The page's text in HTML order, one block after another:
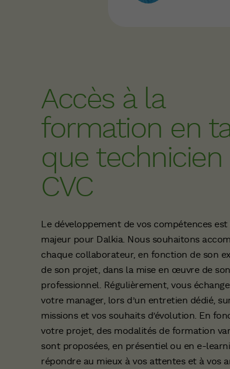
Accès à la
formation en
que technicien
CVC
Le développement de vos compétences
majeur pour Dalkia. Nous souhaitons
chaque collaborateur, en fonction de son
de son projet, dans la mise en œuvre de
professionnel. Régulièrement, vous
votre manager, lors d’un entretien dédié,
missions et vos souhaits d’évolution. En
votre projet, des modalités de formation
sont proposées, en présentiel ou en e-
répondre au mieux à vos attentes et à vos